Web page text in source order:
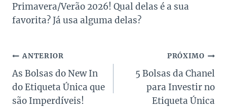
Primavera/Verão 2026! Qual delas é a sua
favorita? Já usa alguma delas?
Navegação
de
Post
ANTERIOR
As Bolsas do New In
do Etiqueta Única que
são Imperdíveis!
PRÓXIMO
5 Bolsas da Chanel
para Investir no
Etiqueta Única